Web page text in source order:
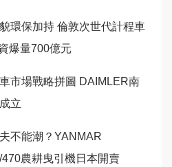
環保加持 倫敦次世代計程車
爆量700億元
市場戰略拼圖 DAIMLER南
立
不能潮？YANMAR
農耕曳引機日本開賣